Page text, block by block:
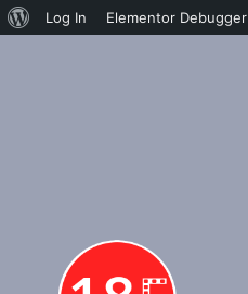
About
Log In Elementor Debugger